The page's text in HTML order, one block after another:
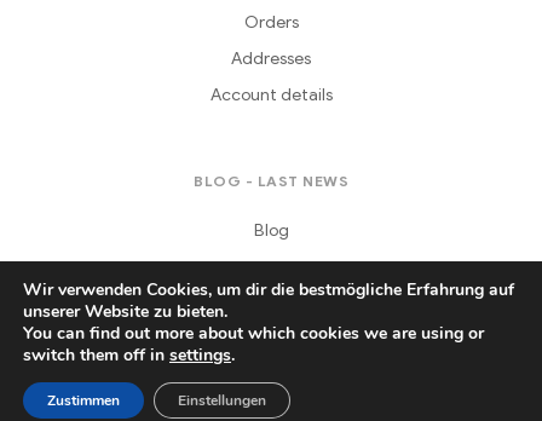
Producte Sende Blumen
Orders
Addresses
Account details
BLOG - LAST NEWS
Blog
Copyright © 2021Daferera
Wir verwenden Cookies, um dir die bestmögliche Erfahrung auf
unserer Website zu bieten.
You can find out more about which cookies we are using or
switch them off in settings.
Zustimmen Einstellungen